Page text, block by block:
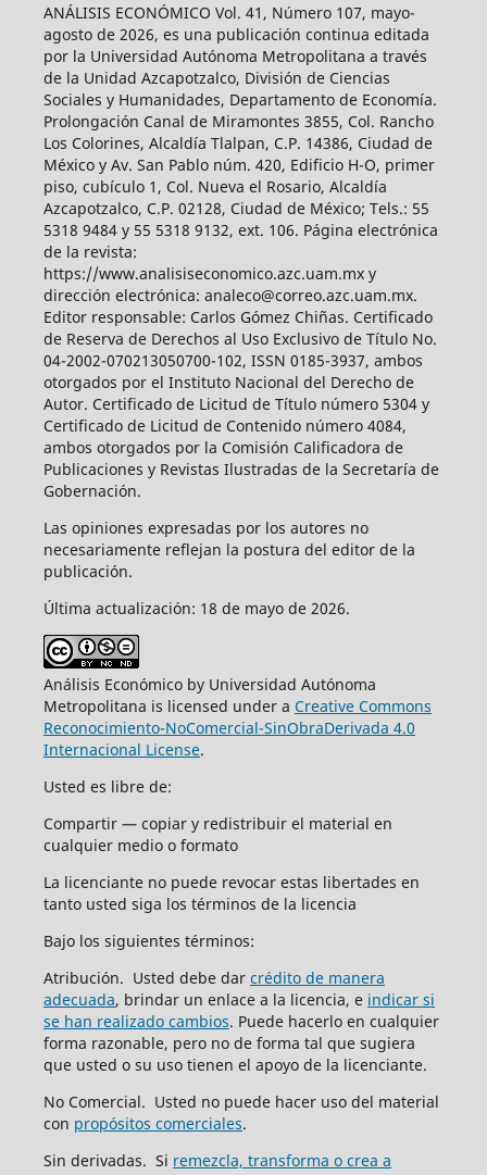
ANÁLISIS ECONÓMICO Vol. 41, Número 107, mayo-
agosto de 2026, es una publicación continua editada
por la Universidad Autónoma Metropolitana a través
de la Unidad Azcapotzalco, División de Ciencias
Sociales y Humanidades, Departamento de Economía.
Prolongación Canal de Miramontes 3855, Col. Rancho
Los Colorines, Alcaldía Tlalpan, C.P. 14386, Ciudad de
México y Av. San Pablo núm. 420, Edificio H-O, primer
piso, cubículo 1, Col. Nueva el Rosario, Alcaldía
Azcapotzalco, C.P. 02128, Ciudad de México; Tels.: 55
5318 9484 y 55 5318 9132, ext. 106. Página electrónica
de la revista:
https://www.analisiseconomico.azc.uam.mx y
dirección electrónica: analeco@correo.azc.uam.mx.
Editor responsable: Carlos Gómez Chiñas. Certificado
de Reserva de Derechos al Uso Exclusivo de Título No.
04-2002-070213050700-102, ISSN 0185-3937, ambos
otorgados por el Instituto Nacional del Derecho de
Autor. Certificado de Licitud de Título número 5304 y
Certificado de Licitud de Contenido número 4084,
ambos otorgados por la Comisión Calificadora de
Publicaciones y Revistas Ilustradas de la Secretaría de
Gobernación.
Las opiniones expresadas por los autores no
necesariamente reflejan la postura del editor de la
publicación.
Última actualización: 18 de mayo de 2026.
Análisis Económico by Universidad Autónoma
Metropolitana is licensed under a Creative Commons
Reconocimiento-NoComercial-SinObraDerivada 4.0
Internacional License.
Usted es libre de:
Compartir — copiar y redistribuir el material en
cualquier medio o formato
La licenciante no puede revocar estas libertades en
tanto usted siga los términos de la licencia
Bajo los siguientes términos:
Atribución. Usted debe dar crédito de manera
adecuada, brindar un enlace a la licencia, e indicar si
se han realizado cambios. Puede hacerlo en cualquier
forma razonable, pero no de forma tal que sugiera
que usted o su uso tienen el apoyo de la licenciante.
No Comercial. Usted no puede hacer uso del material
con propósitos comerciales.
Sin derivadas. Si remezcla, transforma o crea a